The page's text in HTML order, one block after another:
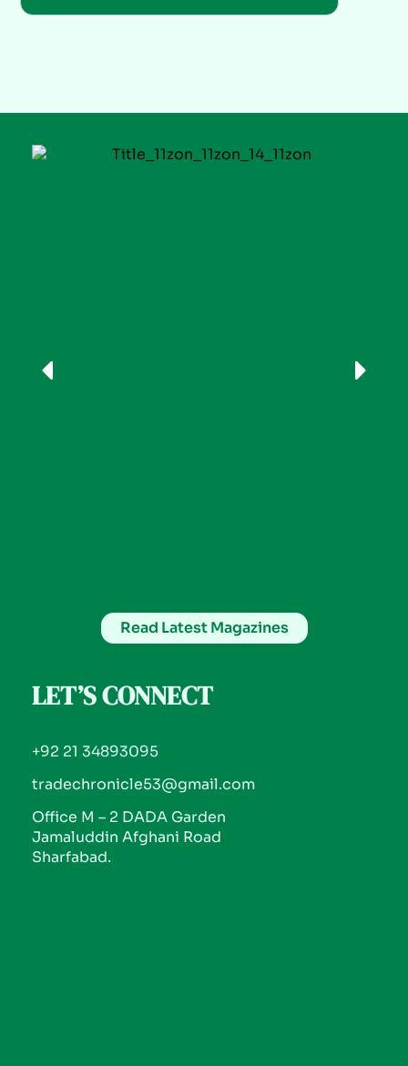
Read Latest Magazines
LET’S CONNECT
+92 21 34893095
tradechronicle53@gmail.com
Office M – 2 DADA Garden
Jamaluddin Afghani Road
Sharfabad.